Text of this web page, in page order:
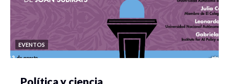
EVENTOS
Política y ciencia